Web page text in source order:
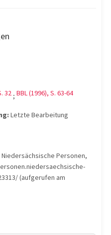
32 ; BBL (1996), S. 63-64
Letzte Bearbeitung
Niedersächsische Personen,
(aufgerufen am